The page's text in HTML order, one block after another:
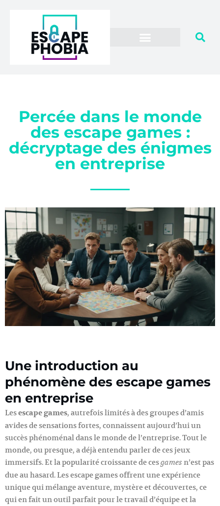
Percée dans le monde
des escape games :
décryptage des énigmes
en entreprise
Une introduction au
phénomène des escape games
en entreprise
Lesescape games, autrefois limités à des groupes d’amis
avides de sensations fortes, connaissent aujourd’hui un
succès phénoménal dans le monde de l’entreprise. Tout le
monde, ou presque, a déjà entendu parler de ces jeux
immersifs. Et la popularité croissante de cesgames n’est pas
due au hasard. Les escape games offrent une expérience
unique qui mélange aventure, mystère et découvertes, ce
qui en fait un outil parfait pour le travail d’équipe et la